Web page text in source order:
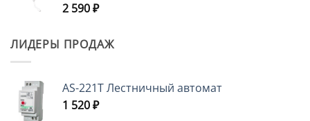
2 590₽
ЛИДЕРЫ ПРОДАЖ
AS-221T Лестничный автомат
1 520₽